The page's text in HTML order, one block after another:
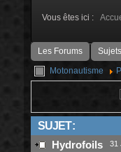
Vous êtes ici :
Les Forums
Motonautisme
SUJET :
Hydrofoils 31